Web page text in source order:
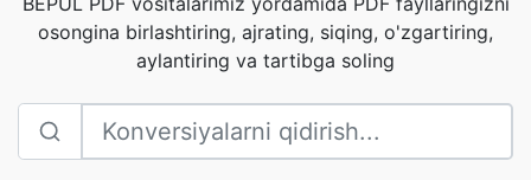
osongina birlashtiring, ajrating, siqing, o'zgartiring,
aylantiring va tartibga soling